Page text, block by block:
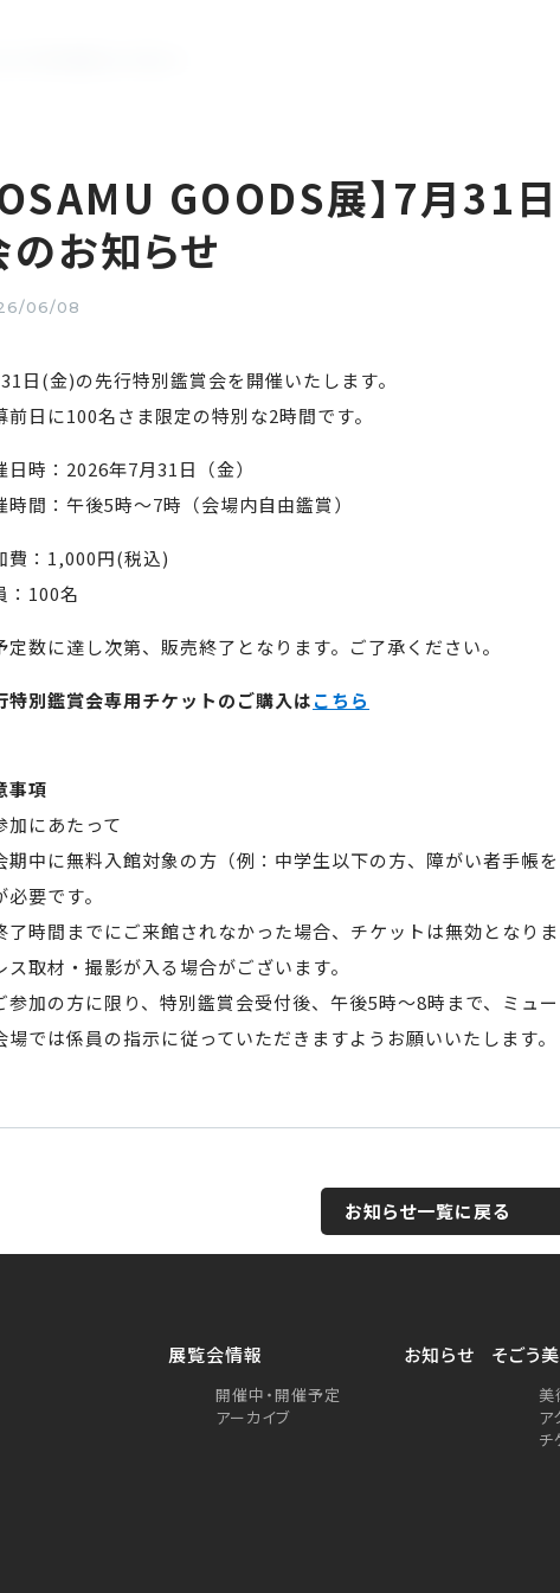
先行特別鑑賞会のお知らせ
OSAMU GOODS展】7月31
のお知らせ
06/08
日(金)の先行特別鑑賞会を開催いたします。
前日に100名さま限定の特別な2時間です。
日時：2026年7月31日（金）
時間：午後5時～7時（会場内自由鑑賞）
費：1,000円(税込)
：100名
数に達し次第、販売終了となります。ご了承ください。
特別鑑賞会専用チケットのご購入はこちら
事項
加にあたって
期中に無料入館対象の方（例：中学生以下の方、障がい者手帳
必要です。
了時間までにご来館されなかった場合、チケットは無効となりま
ス取材・撮影が入る場合がございます。
参加の方に限り、特別鑑賞会受付後、午後5時～8時まで、ミュ
場では係員の指示に従っていただきますようお願いいたします。
お知らせ一覧に戻る
展覧会情報
開催中・開催予定
アーカイブ
お知らせ そごう
美
ア
チ